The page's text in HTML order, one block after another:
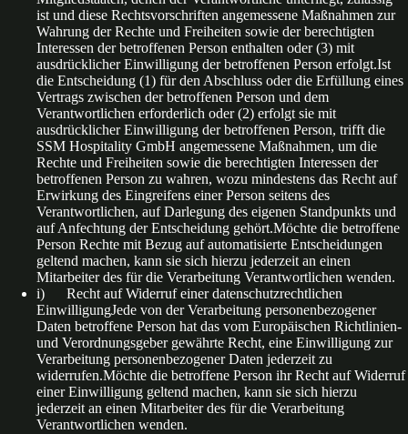
ist und diese Rechtsvorschriften angemessene Maßnahmen zur
Wahrung der Rechte und Freiheiten sowie der berechtigten
Interessen der betroffenen Person enthalten oder (3) mit
ausdrücklicher Einwilligung der betroffenen Person erfolgt.Ist
die Entscheidung (1) für den Abschluss oder die Erfüllung eines
Vertrags zwischen der betroffenen Person und dem
Verantwortlichen erforderlich oder (2) erfolgt sie mit
ausdrücklicher Einwilligung der betroffenen Person, trifft die
SSM Hospitality GmbH angemessene Maßnahmen, um die
Rechte und Freiheiten sowie die berechtigten Interessen der
betroffenen Person zu wahren, wozu mindestens das Recht auf
Erwirkung des Eingreifens einer Person seitens des
Verantwortlichen, auf Darlegung des eigenen Standpunkts und
auf Anfechtung der Entscheidung gehört.Möchte die betroffene
Person Rechte mit Bezug auf automatisierte Entscheidungen
geltend machen, kann sie sich hierzu jederzeit an einen
Mitarbeiter des für die Verarbeitung Verantwortlichen wenden.
i) Recht auf Widerruf einer datenschutzrechtlichen
EinwilligungJede von der Verarbeitung personenbezogener
Daten betroffene Person hat das vom Europäischen Richtlinien-
und Verordnungsgeber gewährte Recht, eine Einwilligung zur
Verarbeitung personenbezogener Daten jederzeit zu
widerrufen.Möchte die betroffene Person ihr Recht auf Widerruf
einer Einwilligung geltend machen, kann sie sich hierzu
jederzeit an einen Mitarbeiter des für die Verarbeitung
Verantwortlichen wenden.